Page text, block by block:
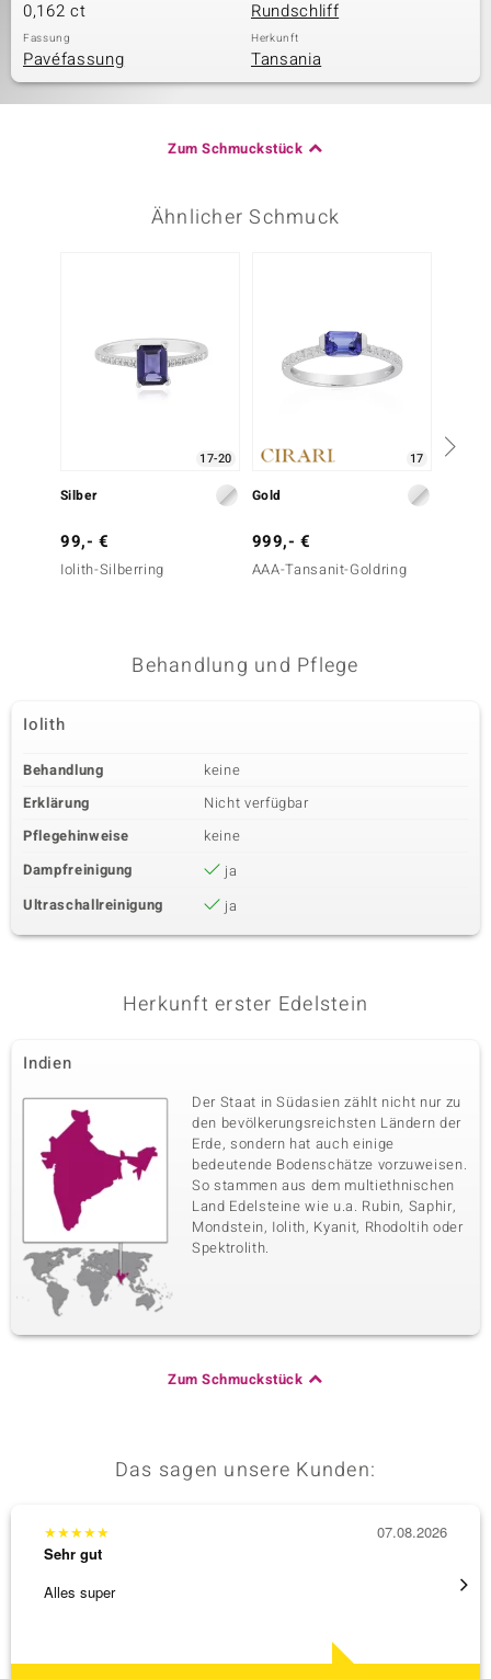
0,162 ct Rundschliff
Fassung
Pavéfassung
Herkunft
Tansania
Zum Schmuckstück
Ähnlicher Schmuck
17-20
Silber
99,- €
Iolith-Silberring
17
Gold
999,- €
AAA-Tansanit-Goldring
Behandlung und Pflege
Iolith
Behandlung
keine
Erklärung
Nicht verfügbar
Pflegehinweise
keine
Dampfreinigung
ja
Ultraschallreinigung
ja
Herkunft erster Edelstein
Indien
Der Staat in Südasien zählt nicht nur zu
den bevölkerungsreichsten Ländern der
Erde, sondern hat auch einige
bedeutende Bodenschätze vorzuweisen.
So stammen aus dem multiethnischen
Land Edelsteine wie u.a. Rubin, Saphir,
Mondstein, Iolith, Kyanit, Rhodoltih oder
Spektrolith.
Zum Schmuckstück
Das sagen unsere Kunden:
★★★★★
Sehr gut
Alles super
07.08.2026
Eine